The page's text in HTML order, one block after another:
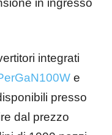
in ingresso
integrati
e
presso
dal prezzo